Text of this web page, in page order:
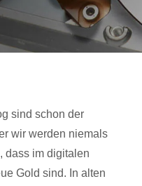
sind schon der
wir werden niemals
dass im digitalen
Gold sind. In alten